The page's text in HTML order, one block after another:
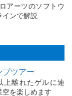
アーツのソフトウ
インで解説
ツアー
上離れたゲルに連
を楽しめます